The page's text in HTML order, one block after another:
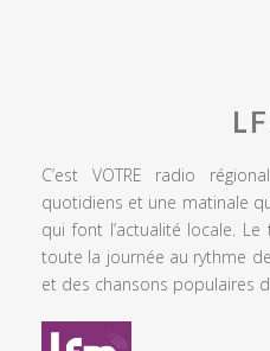
C’est VOTRE radio
quotidiens et une matinale
qui font l’actualité locale.
toute la journée au rythme
et des chansons populaires